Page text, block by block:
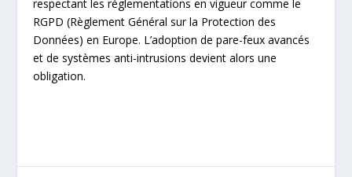
respectant les réglementations en vigueur comme le
RGPD (Règlement Général sur la Protection des
Données) en Europe. L’adoption de pare-feux avancés
et de systèmes anti-intrusions devient alors une
obligation.